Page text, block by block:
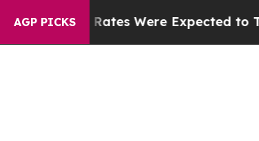
AGP PICKS
Rates Were Expected to Tank